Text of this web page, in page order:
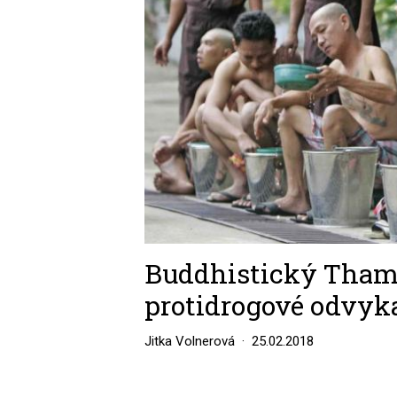
Buddhistický
protidrogové
Jitka Volnerová 25.02.2018